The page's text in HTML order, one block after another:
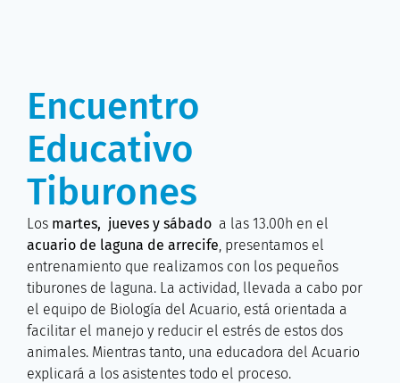
Encuentro
Educativo
Tiburones
Los martes, jueves y sábado a las 13.00h en el
acuario de laguna de arrecife, presentamos el
entrenamiento que realizamos con los pequeños
tiburones de laguna. La actividad, llevada a cabo por
el equipo de Biología del Acuario, está orientada a
facilitar el manejo y reducir el estrés de estos dos
animales. Mientras tanto, una educadora del Acuario
explicará a los asistentes todo el proceso.